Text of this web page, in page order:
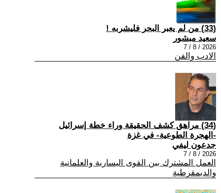
(33) من لم يعبر البحر فليشربه !
سعيد مبشور
2026 / 8 / 7
الادب والفن
(34) مراهق كشف الحقيقة وراء خطة إسرائيل
-الهجرة الطوعية- في غزة
جدعون ليفي
2026 / 8 / 7
العمل المشترك بين القوى اليسارية والعلمانية
والديمقرطية